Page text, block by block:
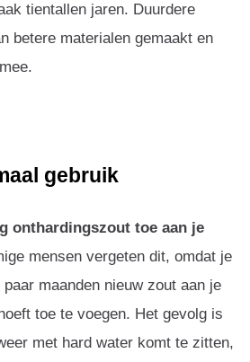
tientallen jaren. Duurdere
betere materialen gemaakt en
gebruik
onthardingszout toe aan je
mensen vergeten dit, omdat je
maanden nieuw zout aan je
toe te voegen. Het gevolg is
met hard water komt te zitten,